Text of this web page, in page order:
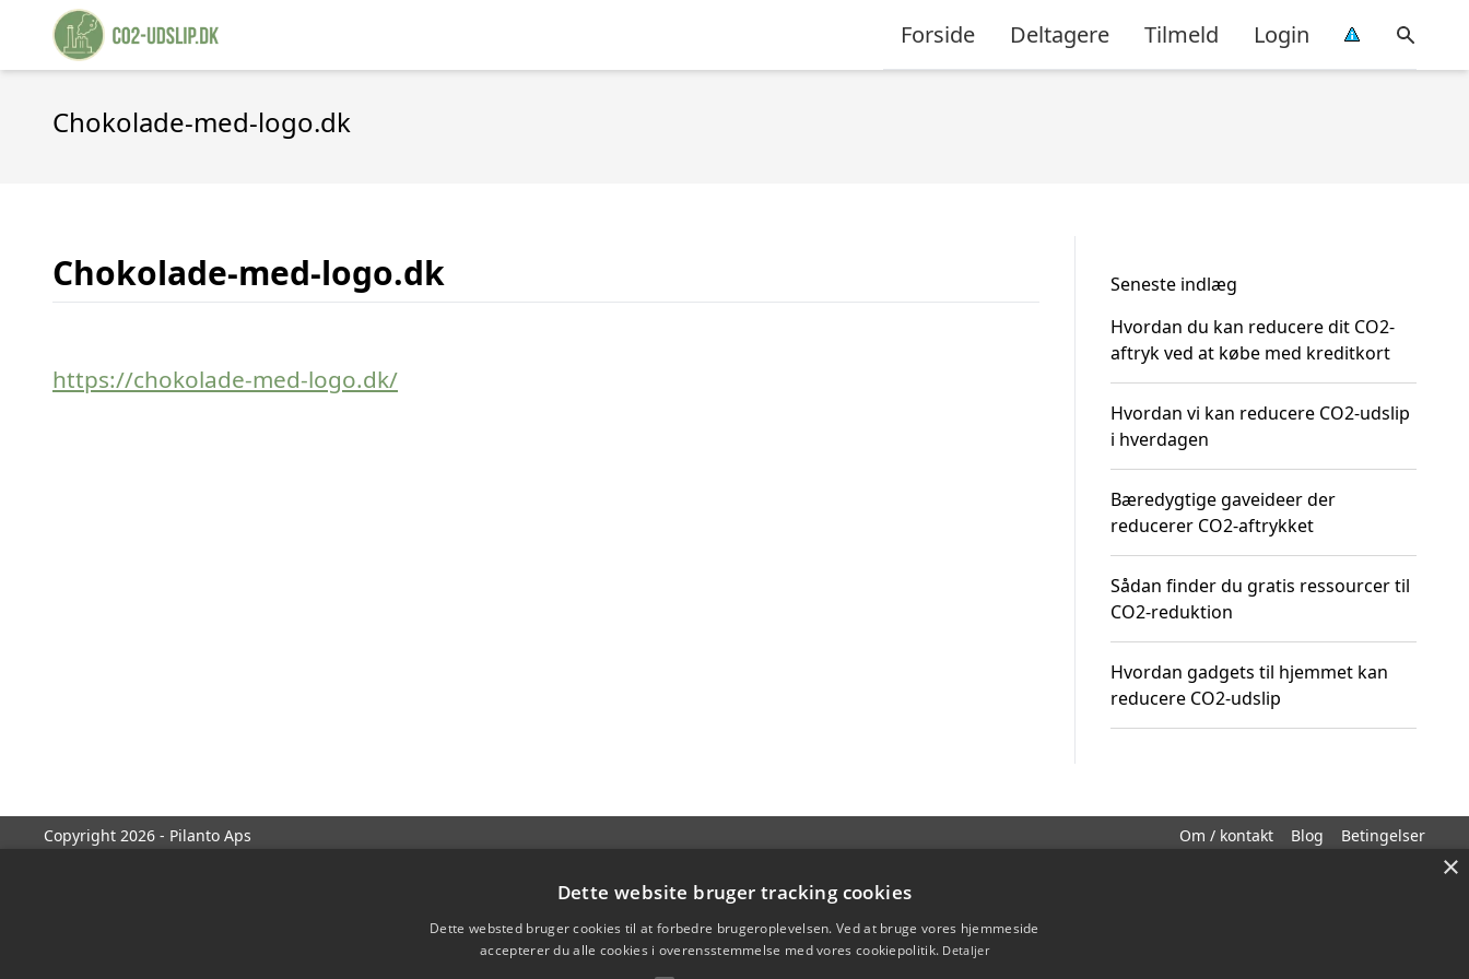
Forside Deltagere Tilmeld Login
Chokolade-med-logo.dk
Chokolade-med-logo.dk
https://chokolade-med-logo.dk/
Seneste indlæg
Hvordan du kan reducere dit CO2-
aftryk ved at købe med kreditkort
Hvordan vi kan reducere CO2-udslip
i hverdagen
Bæredygtige gaveideer der
reducerer CO2-aftrykket
Sådan finder du gratis ressourcer til
CO2-reduktion
Hvordan gadgets til hjemmet kan
reducere CO2-udslip
Copyright 2026 - Pilanto Aps Om / kontakt Blog Betingelser
×
Dette website bruger tracking cookies
Dette websted bruger cookies til at forbedre brugeroplevelsen. Ved at bruge vores hjemmeside
accepterer du alle cookies i overensstemmelse med vores cookiepolitik. Detaljer